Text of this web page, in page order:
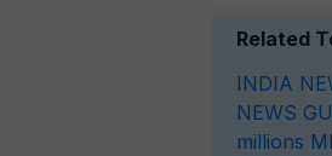
Related
INDIA
NEWS
millions